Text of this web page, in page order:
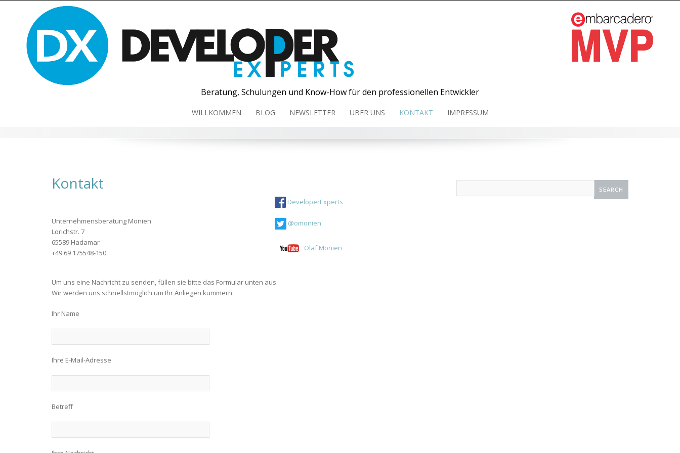
Beratung, Schulungen und Know-How für den professionellen Entwickler
WILLKOMMEN BLOG NEWSLETTER ÜBER UNS KONTAKT IMPRESSUM
Kontakt
Unternehmensberatung Monien
Lorichstr. 7
65589 Hadamar
+49 69 175548-150
DeveloperExperts
@omonien
Olaf Monien
Um uns eine Nachricht zu senden, füllen sie bitte das Formular unten aus.
Wir werden uns schnellstmöglich um Ihr Anliegen kümmern.
Ihr Name
Ihre E-Mail-Adresse
Betreff
for: